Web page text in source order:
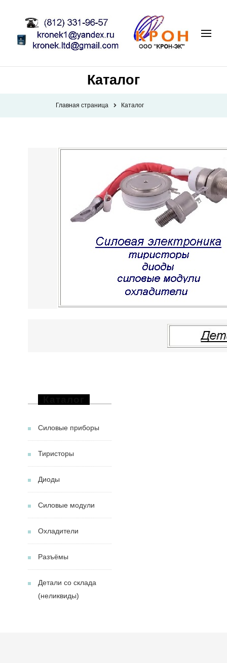
Каталог
Главная страница Каталог
Силовые приборы
Тиристоры
Диоды
Силовые модули
Охладители
Разъёмы
Детали со склада
(неликвиды)